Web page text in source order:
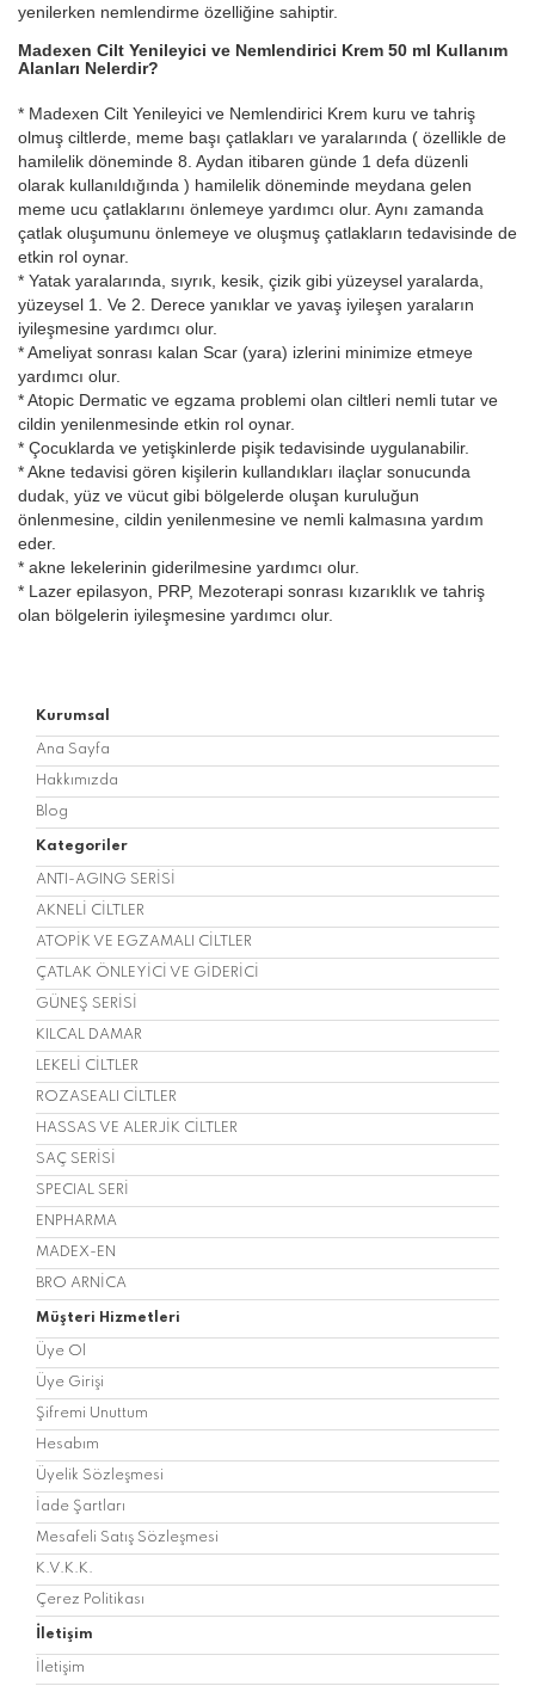
yenilerken nemlendirme özelliğine sahiptir.
Madexen Cilt Yenileyici ve Nemlendirici Krem 50 ml Kullanım
Alanları Nelerdir?
* Madexen Cilt Yenileyici ve Nemlendirici Krem kuru ve tahriş
olmuş ciltlerde, meme başı çatlakları ve yaralarında ( özellikle de
hamilelik döneminde 8. Aydan itibaren günde 1 defa düzenli
olarak kullanıldığında ) hamilelik döneminde meydana gelen
meme ucu çatlaklarını önlemeye yardımcı olur. Aynı zamanda
çatlak oluşumunu önlemeye ve oluşmuş çatlakların tedavisinde de
etkin rol oynar.
* Yatak yaralarında, sıyrık, kesik, çizik gibi yüzeysel yaralarda,
yüzeysel 1. Ve 2. Derece yanıklar ve yavaş iyileşen yaraların
iyileşmesine yardımcı olur.
* Ameliyat sonrası kalan Scar (yara) izlerini minimize etmeye
yardımcı olur.
* Atopic Dermatic ve egzama problemi olan ciltleri nemli tutar ve
cildin yenilenmesinde etkin rol oynar.
* Çocuklarda ve yetişkinlerde pişik tedavisinde uygulanabilir.
* Akne tedavisi gören kişilerin kullandıkları ilaçlar sonucunda
dudak, yüz ve vücut gibi bölgelerde oluşan kuruluğun
önlenmesine, cildin yenilenmesine ve nemli kalmasına yardım
eder.
* akne lekelerinin giderilmesine yardımcı olur.
* Lazer epilasyon, PRP, Mezoterapi sonrası kızarıklık ve tahriş
olan bölgelerin iyileşmesine yardımcı olur.
Kurumsal
Ana Sayfa
Hakkımızda
Blog
Kategoriler
ANTI-AGING SERİSİ
AKNELİ CİLTLER
ATOPİK VE EGZAMALI CİLTLER
ÇATLAK ÖNLEYİCİ VE GİDERİCİ
GÜNEŞ SERİSİ
KILCAL DAMAR
LEKELİ CİLTLER
ROZASEALI CİLTLER
HASSAS VE ALERJİK CİLTLER
SAÇ SERİSİ
SPECIAL SERİ
ENPHARMA
MADEX-EN
BRO ARNİCA
Müşteri Hizmetleri
Üye Ol
Üye Girişi
Şifremi Unuttum
Hesabım
Üyelik Sözleşmesi
İade Şartları
Mesafeli Satış Sözleşmesi
K.V.K.K.
Çerez Politikası
İletişim
İletişim